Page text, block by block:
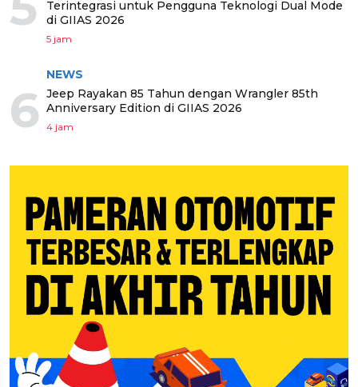
Terintegrasi untuk Pengguna Teknologi Dual Mode
di GIIAS 2026
5 jam
6
NEWS
Jeep Rayakan 85 Tahun dengan Wrangler 85th
Anniversary Edition di GIIAS 2026
4 jam